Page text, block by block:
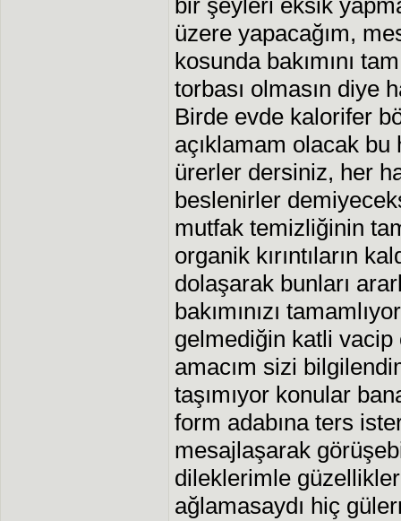
bir şeyleri eksik
üzere yapacağım,
kosunda bakımını
torbası olmasın diye
Birde evde kalorifer
açıklamam olacak
ürerler dersiniz, her
beslenirler
mutfak temizliğinin
organik kırıntıların
dolaşarak bunları
bakımınızı
gelmediğin katli vacip
amacım sizi
taşımıyor konular
form adabına ters
mesajlaşarak
dileklerimle
ağlamasaydı hiç